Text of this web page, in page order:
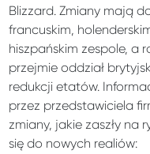
Blizzard. Zmiany mają
francuskim,
hiszpańskim zespole, a
przejmie oddział
redukcji etatów.
przez przedstawiciela
zmiany, jakie zaszły na
się do nowych realiów: